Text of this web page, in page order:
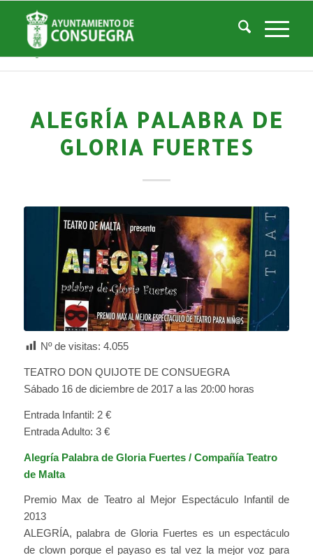
Noticias
Usted está aquí: Inicio / Noticias Cultura /
Teatro Don Quijote / Histórico de Eventos Teatro
ALEGRÍA PALABRA DE
GLORIA FUERTES
Nº de visitas: 4.055
TEATRO DON QUIJOTE DE CONSUEGRA
Sábado 16 de diciembre de 2017 a las 20:00 horas
Entrada Infantil: 2 €
Entrada Adulto: 3 €
Alegría Palabra de Gloria Fuertes / Compañía Teatro
de Malta
Premio Max de Teatro al Mejor Espectáculo Infantil de
2013
ALEGRÍA, palabra de Gloria Fuertes es un espectáculo
de clown porque el payaso es tal vez la mejor voz para